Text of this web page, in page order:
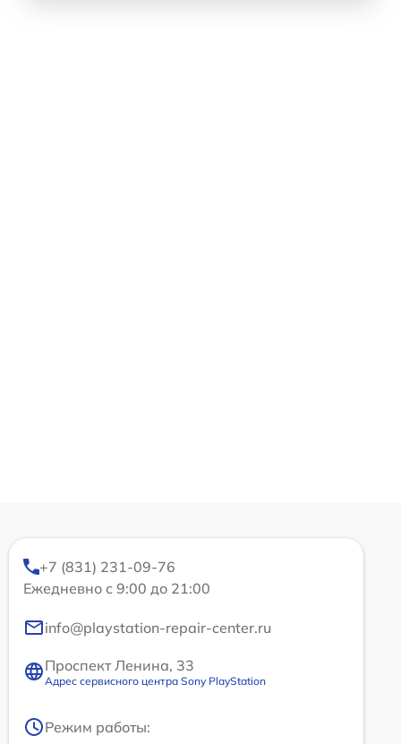
+7 (831) 231-09-76
Ежедневно с 9:00 до 21:00
info@playstation-repair-center.ru
Проспект Ленина, 33
Адрес сервисного центра Sony PlayStation
Режим работы: